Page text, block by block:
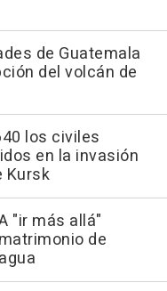
de Guatemala
del volcán de
los civiles
en la invasión
Kursk
"ir más allá"
de